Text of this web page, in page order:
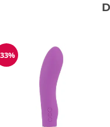
Reduzierung